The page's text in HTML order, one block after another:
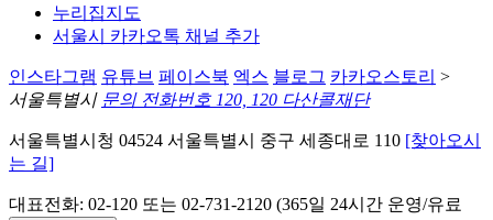
누리집지도
서울시 카카오톡 채널 추가
인스타그램 유튜브 페이스북 엑스 블로그 카카오스토리 >
서울특별시 문의 전화번호 120, 120 다산콜재단
서울특별시청 04524 서울특별시 중구 세종대로 110 [찾아오시
는 길]
대표전화: 02-120 또는 02-731-2120 (365일 24시간 운영/유료